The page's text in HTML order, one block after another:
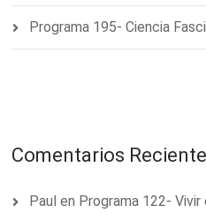
Programa 195- Ciencia
Comentarios
Paul en Programa 122-